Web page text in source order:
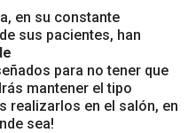
en su constante
sus pacientes, han
para no tener que
mantener el tipo
realizarlos en el salón, en
sea!